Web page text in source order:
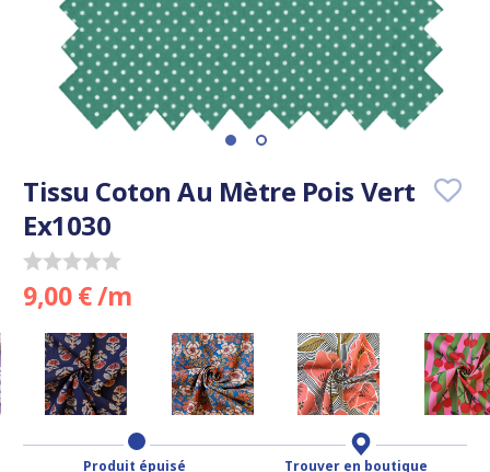
Tissu Coton Au Mètre Pois Vert
Ex1030
9,00 € /m
Produit épuisé Trouver en boutique